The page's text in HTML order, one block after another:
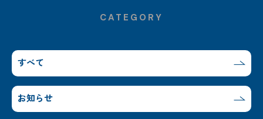
CATEGORY
すべて
お知らせ